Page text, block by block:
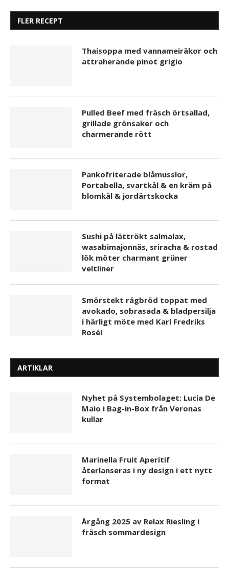
FLER RECEPT
Thaisoppa med vannameiräkor och
attraherande pinot grigio
Pulled Beef med fräsch örtsallad,
grillade grönsaker och
charmerande rött
Pankofriterade blåmusslor,
Portabella, svartkål & en kräm på
blomkål & jordärtskocka
Sushi på lättrökt salmalax,
wasabimajonnäs, sriracha & rostad
lök möter charmant grüner
veltliner
Smörstekt rågbröd toppat med
avokado, sobrasada & bladpersilja
i härligt möte med Karl Fredriks
Rosé!
ARTIKLAR
Nyhet på Systembolaget: Lucia De
Maio i Bag-in-Box från Veronas
kullar
Marinella Fruit Aperitif
återlanseras i ny design i ett nytt
format
Årgång 2025 av Relax Riesling i
fräsch sommardesign